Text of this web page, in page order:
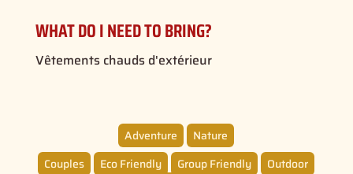
WHAT DO I NEED TO BRING?
Vêtements chauds d'extérieur
Adventure
Nature
Couples
Eco Friendly Group Friendly
Outdoor